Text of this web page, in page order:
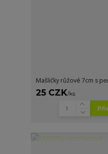
Mašličky růžové 7cm s
25 CZK/ks